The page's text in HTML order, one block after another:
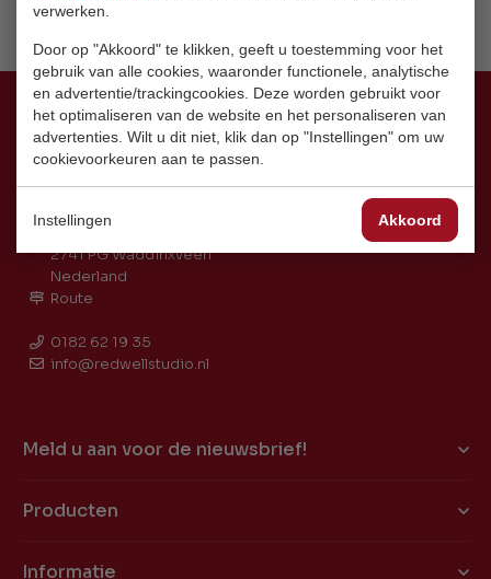
verwerken.
Door op "Akkoord" te klikken, geeft u toestemming voor het
gebruik van alle cookies, waaronder functionele, analytische
en advertentie/trackingcookies. Deze worden gebruikt voor
het optimaliseren van de website en het personaliseren van
advertenties. Wilt u dit niet, klik dan op "Instellingen" om uw
cookievoorkeuren aan te passen.
Instellingen Akkoord
Coenecoop 2L
2741 PG Waddinxveen
Nederland
Route
0182 62 19 35
info@redwellstudio.nl
Meld u aan voor de nieuwsbrief!
Producten
Informatie